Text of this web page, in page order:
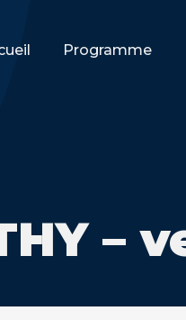
Programme
–